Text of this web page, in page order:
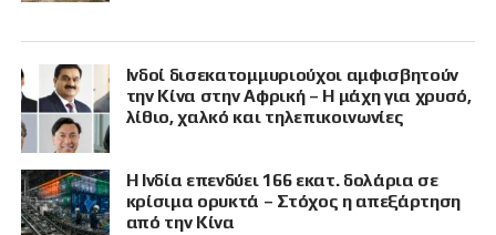
Ινδοί δισεκατομμυριούχοι αμφισβητούν
την Κίνα στην Αφρική – Η μάχη για χρυσό,
λίθιο, χαλκό και τηλεπικοινωνίες
Η Ινδία επενδύει 166 εκατ. δολάρια σε
κρίσιμα ορυκτά – Στόχος η απεξάρτηση
από την Κίνα